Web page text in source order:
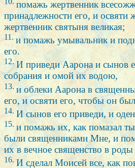
помажь жертвенник
принадлежности его, и освяти
жертвенник святыня великая;
11.и помажь умывальник и
его.
12.И приведи Аарона и сынов
собрания и омой их водою,
13.и облеки Аарона в
его, и освяти его, чтобы он
14. И сынов его приведи, и
15. и помажь их, как помазал
были священниками Мне, и
их в вечное священство в
16.И сделал Моисей все, как